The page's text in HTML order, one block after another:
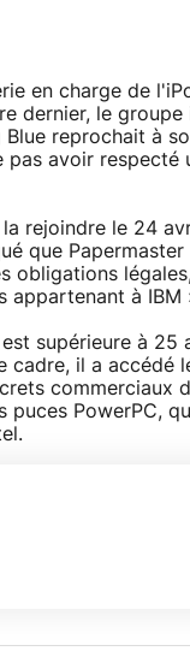
en charge de
dernier, le
reprochait à
avoir respecté
rejoindre le 24
que
obligations
appartenant à IBM
supérieure à
il a accédé
commerciaux
puces PowerPC,